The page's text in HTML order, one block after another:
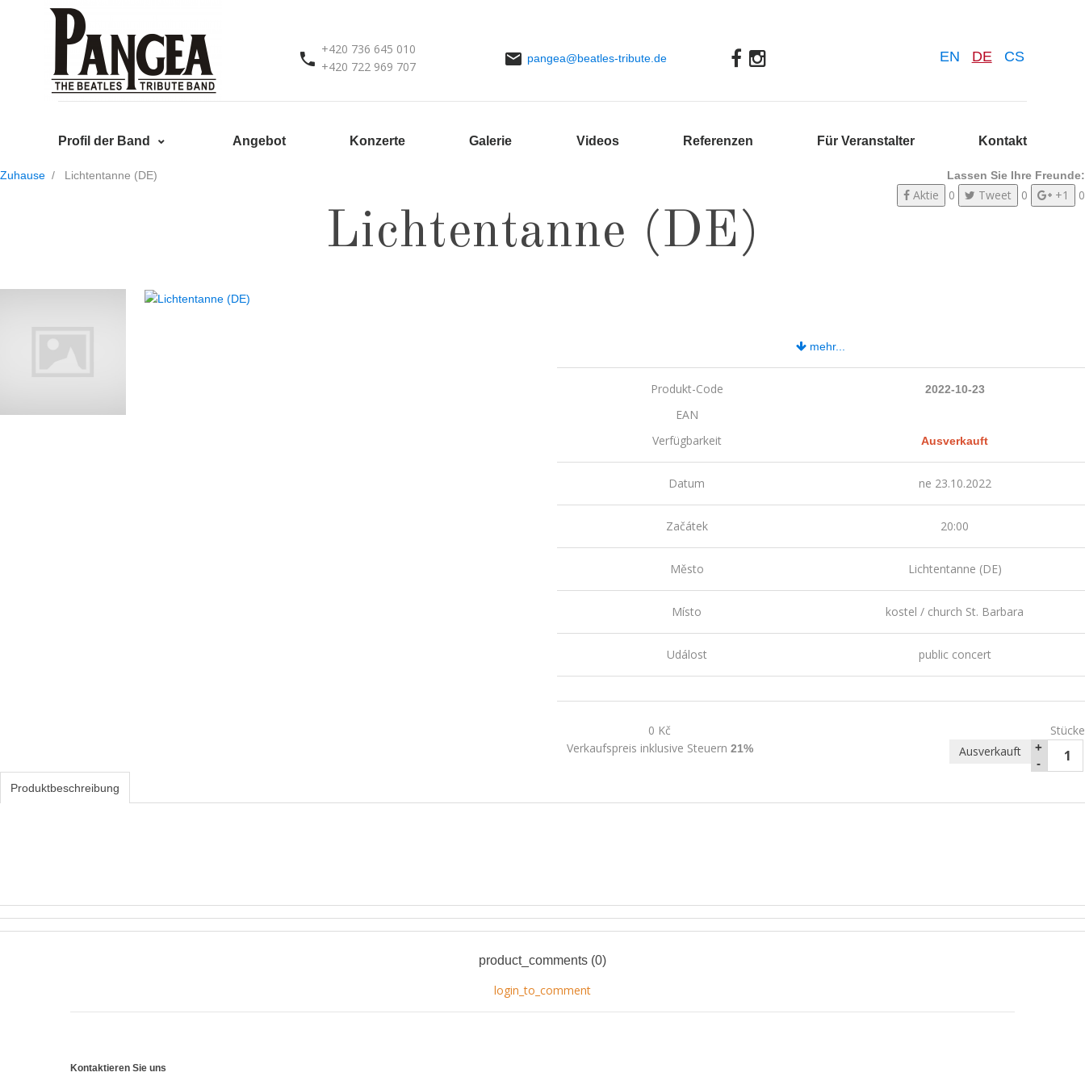
+420 736 645 010
+420 722 969 707
pangea@beatles-tribute.de EN DE CS
Profil der Band Angebot Konzerte Galerie Videos Referenzen Für Veranstalter Kontakt
Zuhause Lichtentanne (DE) Lassen Sie Ihre Freunde:
Aktie 0 Tweet 0 +1 0
Lichtentanne (DE)
mehr...
Produkt-Code 2022-10-23
EAN
Verfügbarkeit
Ausverkauft
Datum ne 23.10.2022
Začátek 20:00
Město Lichtentanne (DE)
Místo kostel / church St. Barbara
Událost public concert
0 Kč
Verkaufspreis inklusive Steuern 21%
Stücke
+
-
Ausverkauft
Produktbeschreibung
product_comments (0)
login_to_comment
Kontaktieren Sie uns